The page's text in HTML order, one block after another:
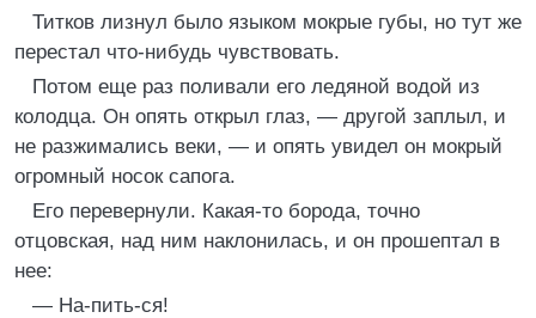
Титков лизнул было языком мокрые губы, но тут же
перестал что-нибудь чувствовать.
Потом еще раз поливали его ледяной водой из
колодца. Он опять открыл глаз, — другой заплыл, и
не разжимались веки, — и опять увидел он мокрый
огромный носок сапога.
Его перевернули. Какая-то борода, точно
отцовская, над ним наклонилась, и он прошептал в
нее:
— На-пить-ся!